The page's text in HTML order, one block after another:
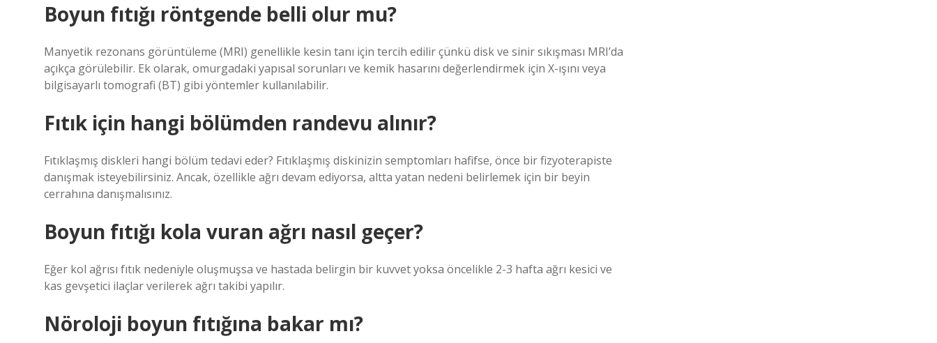
Boyun fıtığı röntgende belli olur mu?
Manyetik rezonans görüntüleme (MRI) genellikle kesin tanı için tercih edilir çünkü disk ve sinir sıkışması MRI’da
açıkça görülebilir. Ek olarak, omurgadaki yapısal sorunları ve kemik hasarını değerlendirmek için X-ışını veya
bilgisayarlı tomografi (BT) gibi yöntemler kullanılabilir.
Fıtık için hangi bölümden randevu alınır?
Fıtıklaşmış diskleri hangi bölüm tedavi eder? Fıtıklaşmış diskinizin semptomları hafifse, önce bir fizyoterapiste
danışmak isteyebilirsiniz. Ancak, özellikle ağrı devam ediyorsa, altta yatan nedeni belirlemek için bir beyin
cerrahına danışmalısınız.
Boyun fıtığı kola vuran ağrı nasıl geçer?
Eğer kol ağrısı fıtık nedeniyle oluşmuşsa ve hastada belirgin bir kuvvet yoksa öncelikle 2-3 hafta ağrı kesici ve
kas gevşetici ilaçlar verilerek ağrı takibi yapılır.
Nöroloji boyun fıtığına bakar mı?